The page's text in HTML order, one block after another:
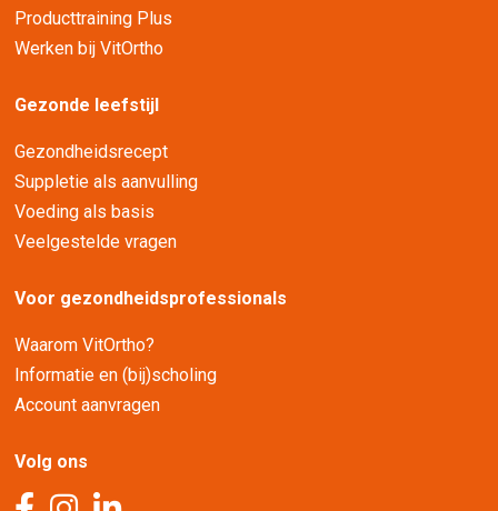
Producttraining Plus
Werken bij VitOrtho
Gezonde leefstijl
Gezondheidsrecept
Suppletie als aanvulling
Voeding als basis
Veelgestelde vragen
Voor gezondheidsprofessionals
Waarom VitOrtho?
Informatie en (bij)scholing
Account aanvragen
Volg ons